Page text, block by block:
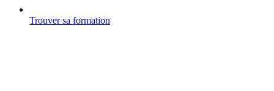
Trouver sa formation